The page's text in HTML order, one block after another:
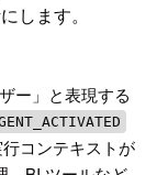
します。
ー」と表現する
コンテキストが